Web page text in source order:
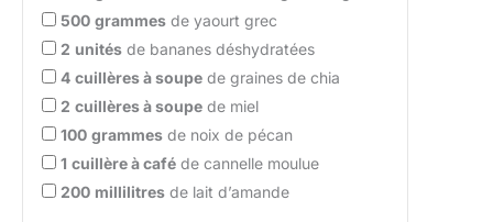
500 grammes de yaourt grec
2 unités de bananes déshydratées
4 cuillères à soupe de graines de chia
2 cuillères à soupe de miel
100 grammes de noix de pécan
1 cuillère à café de cannelle moulue
200 millilitres de lait d’amande